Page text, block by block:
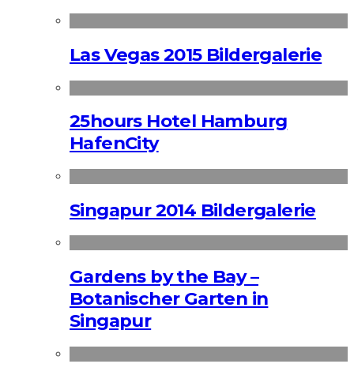
Las Vegas 2015 Bildergalerie
25hours Hotel Hamburg
HafenCity
Singapur 2014 Bildergalerie
Gardens by the Bay –
Botanischer Garten in
Singapur